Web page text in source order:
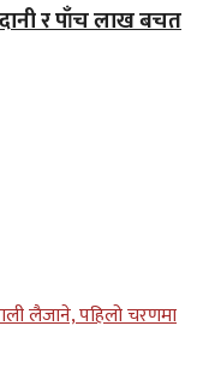
र पाँच लाख बचत